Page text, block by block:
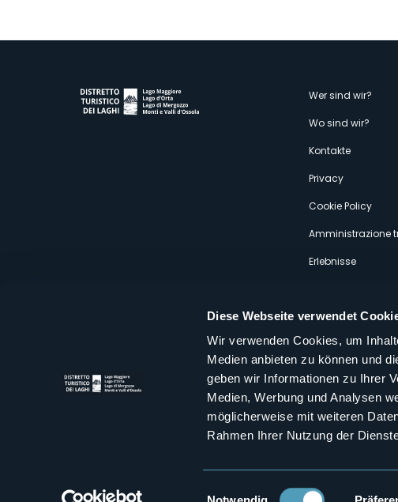
Diese Webseite verwendet
Wir verwenden Cookies, um
Medien anbieten zu können und
geben wir Informationen zu Ihrer
Medien, Werbung und Analysen
möglicherweise mit weiteren
Rahmen Ihrer Nutzung der
Einwilligungsauswahl
Menù
Wer sind wir?
Wo sind wir?
Kontakte
Privacy
Cookie Policy
Amministrazione
Erlebnisse
Distretto Turistico dei Laghi Scrl
Sede legale e operativa: Corso Italia 26 - 28838 Stresa VB - Italy
infoturismo@distrettolaghi.itedistrettolaghi@legalmail.it